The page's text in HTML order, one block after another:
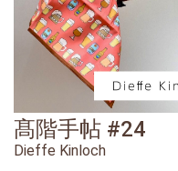
髙階手帖 #24
Dieffe Kinloch